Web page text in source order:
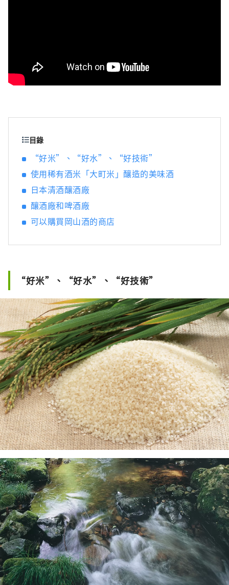
目錄
“好米”、“好水”、“好技術”
使用稀有酒米「大町米」釀造的美味酒
日本清酒釀酒廠
釀酒廠和啤酒廠
可以購買岡山酒的商店
“好米”、“好水”、“好技術”